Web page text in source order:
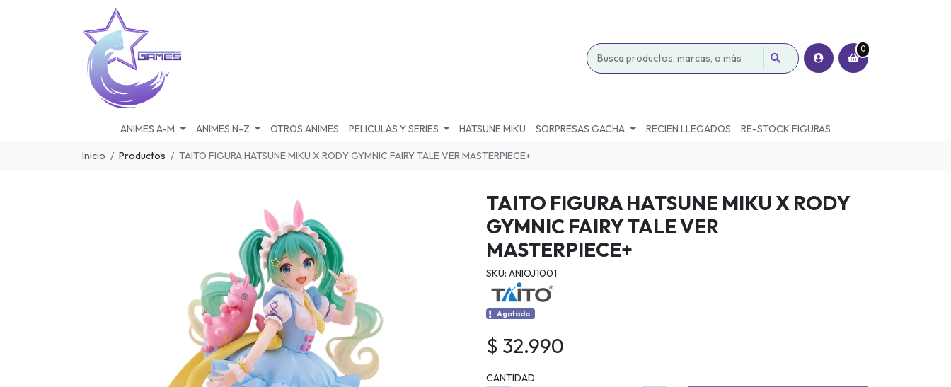
0
ANIMES A-M ANIMES N-Z OTROS ANIMES PELICULAS Y SERIES HATSUNE MIKU SORPRESAS GACHA RECIEN LLEGADOS RE-STOCK FIGURAS
Inicio Productos TAITO FIGURA HATSUNE MIKU X RODY GYMNIC FAIRY TALE VER MASTERPIECE+
TAITO FIGURA HATSUNE MIKU X RODY
GYMNIC FAIRY TALE VER
MASTERPIECE+
SKU: ANIOJ1001
Agotado.
$ 32.990
CANTIDAD